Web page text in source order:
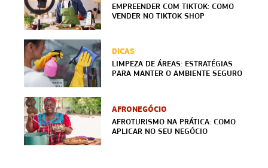
EMPREENDER COM TIKTOK: COMO
VENDER NO TIKTOK SHOP
DICAS
LIMPEZA DE ÁREAS: ESTRATÉGIAS
PARA MANTER O AMBIENTE SEGURO
AFRONEGÓCIO
AFROTURISMO NA PRÁTICA: COMO
APLICAR NO SEU NEGÓCIO